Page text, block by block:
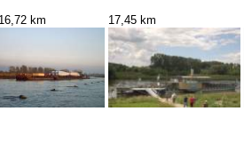
km 17,45 km